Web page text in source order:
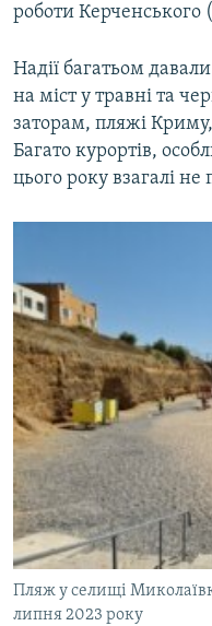
роботи Керченського
Надії багатьом
на міст у травні та
заторам, пляжі
Багато курортів,
цього року взагалі
Пляж у селищі
липня 2023 року